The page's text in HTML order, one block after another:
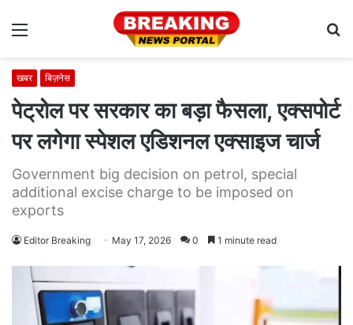
Menu
खबर बिज़नेस
पेट्रोल पर सरकार का बड़ा फैसला, एक्सपोर्ट
पर लगेगा स्पेशल एडिशनल एक्साइज चार्ज
Government big decision on petrol, special
additional excise charge to be imposed on
exports
Editor Breaking May 17, 2026 0 1 minute read